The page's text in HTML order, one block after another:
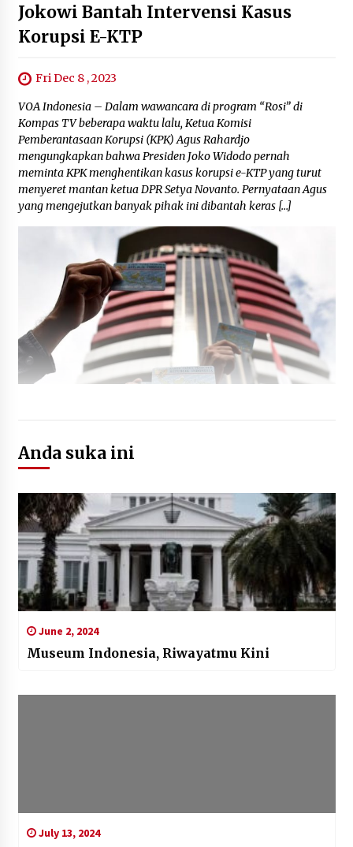
August 18, 2023
Infrastruktur Belum Siap, Jokowi Batal
Berkantor di IKN Bulan Juli
July 13, 2024
Jokowi Bantah Intervensi Kasus
Korupsi E-KTP
Fri Dec 8 , 2023
VOA Indonesia – Dalam wawancara di program “Rosi” di
Kompas TV beberapa waktu lalu, Ketua Komisi
Pemberantasaan Korupsi (KPK) Agus Rahardjo
mengungkapkan bahwa Presiden Joko Widodo pernah
meminta KPK menghentikan kasus korupsi e-KTP yang turut
menyeret mantan ketua DPR Setya Novanto. Pernyataan Agus
yang mengejutkan banyak pihak ini dibantah keras […]
Anda suka ini
June 2, 2024
Museum Indonesia, Riwayatmu Kini
July 13, 2024